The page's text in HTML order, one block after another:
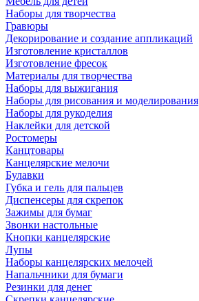
Наборы для творчества
Гравюры
Декорирование и создание аппликаций
Изготовление кристаллов
Изготовление фресок
Материалы для творчества
Наборы для выжигания
Наборы для рисования и моделирования
Наборы для рукоделия
Наклейки для детской
Ростомеры
Канцтовары
Канцелярские мелочи
Булавки
Губка и гель для пальцев
Диспенсеры для скрепок
Зажимы для бумаг
Звонки настольные
Кнопки канцелярские
Лупы
Наборы канцелярских мелочей
Напальчники для бумаги
Резинки для денег